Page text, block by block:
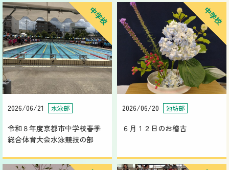
中学校
2026/06/21 水泳部
令和８年度京都市中学校春季
総合体育大会水泳競技の部
中学校
2026/06/20 池坊部
６月１２日のお稽古